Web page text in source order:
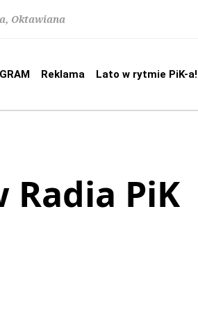
Oktawiana
Reklama Lato w rytmie PiK-a!
Radia PiK